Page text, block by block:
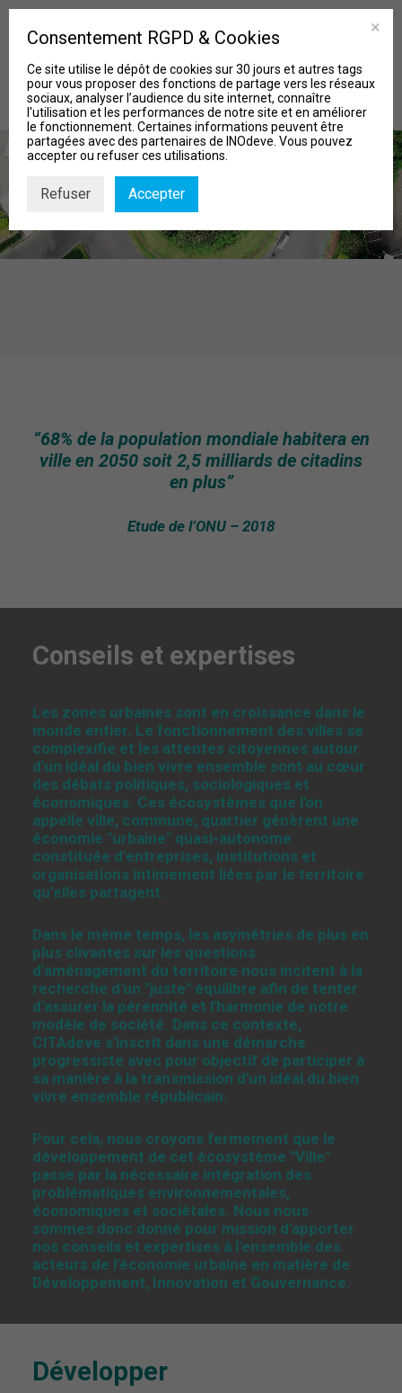
MISSIONS
Qui sommes-nous?
“68% de la population mondiale habitera en
ville en 2050 soit 2,5 milliards de citadins
en plus”
Etude de l’ONU – 2018
Conseils et expertises
Les zones urbaines sont en croissance dans le
monde entier. Le fonctionnement des villes se
complexifie et les attentes citoyennes autour
d'un idéal du bien vivre ensemble sont au cœur
des débats politiques, sociologiques et
économiques. Ces écosystèmes que l'on
appelle ville, commune, quartier génèrent une
économie "urbaine" quasi-autonome
constituée d'entreprises, institutions et
organisations intimement liées par le territoire
qu'elles partagent.
Dans le même temps, les asymétries de plus en
plus clivantes sur les questions
d'aménagement du territoire nous incitent à la
recherche d'un "juste" équilibre afin de tenter
d'assurer la pérennité et l'harmonie de notre
modèle de société. Dans ce contexte,
CITAdeve s'inscrit dans une démarche
progressiste avec pour objectif de participer à
sa manière à la transmission d'un idéal du bien
vivre ensemble républicain.
Pour cela, nous croyons fermement que le
développement de cet écosystème "Ville"
passe par la nécessaire intégration des
problématiques environnementales,
économiques et sociétales. Nous nous
sommes donc donné pour mission d'apporter
nos conseils et expertises à l'ensemble des
acteurs de l'économie urbaine en matière de
Développement, Innovation et Gouvernance.
Développer
Consentement RGPD & Cookies
Ce site utilise le dépôt de cookies sur 30 jours et autres tags
pour vous proposer des fonctions de partage vers les réseaux
sociaux, analyser l’audience du site internet, connaître
l'utilisation et les performances de notre site et en améliorer
le fonctionnement. Certaines informations peuvent être
partagées avec des partenaires de INOdeve. Vous pouvez
accepter ou refuser ces utilisations.
Refuser Accepter